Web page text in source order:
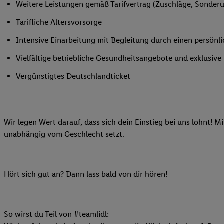
Weitere Leistungen gemäß Tarifvertrag (Zuschläge,
Tarifliche Altersvorsorge
Intensive Einarbeitung mit Begleitung durch einen
Vielfältige betriebliche Gesundheitsangebote und
Vergünstigtes Deutschlandticket
Wir legen Wert darauf, dass sich dein Einstieg bei uns lohnt!
unabhängig vom Geschlecht setzt.
Hört sich gut an? Dann lass bald von dir hören!
So wirst du Teil von #teamlidl:
Ihnen personalisierte
Technologie in den
Sie verfügbar ist.
Möglichkeit, Ihre
Durch einen Klick auf